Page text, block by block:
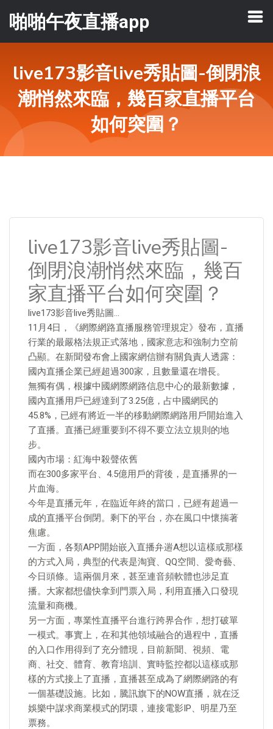
啪啪午夜直播app
live173影音live秀貼圖-倒閉浪
潮悄然來臨，幾百家直播平台
如何突圍？
live173影音live秀貼圖-
倒閉浪潮悄然來臨，幾百
家直播平台如何突圍？
live173影音live秀貼圖…
11月4日，《網際網路直播服務管理規定》發布，直播
行業的最嚴格法規正式落地，國家意志和強制力空前
凸顯。在新聞發布會上國家網信辦有關負責人透露：
國內直播企業已經超過300家，且數量還在增長。
無獨有偶，根據中國網際網路信息中心的最新數據，
國內直播用戶已經達到了3.25億，占中國網民的
45.8%，已經有將近一半的移動網際網路用戶開始進入
了直播。直播已經重要到不得不要立法立規則的地
步。
國內市場：紅海中殺聲依舊
而在300多家平台、4.5億用戶的背後，是直播界的一
片血海。
今年是直播元年，在臨近年終的當口，已經有超過一
成的直播平台倒閉。剩下的平台，亦在風口中懷揣著
焦慮。
一方面，各類APP開始嵌入直播弁遄A想以這樣或那樣
的方式入局，典型的代表是淘寶、QQ空間、愛奇藝、
今日頭條。這兩個月來，甚至連音頻軟體也涉足直
播。大家都想儘快拿到門票入局，利用直播入口發現
流量和商機。
另一方面，專業性直播平台進行跨界合作，想打破單
一模式。事實上，在和其他領域融合的過程中，直播
的入口作用得到了充分體現，目前新聞、視頻、電
商、社交、體育、教育培訓、實時監控都以這樣或那
樣的方式接上了直播，直播甚至成為了網際網路的有
一個基礎設施。比如，騰訊旗下的NOW直播，就在泛
娛樂中謀求商業模式的閉環，連接電影IP、明星乃至
票務。